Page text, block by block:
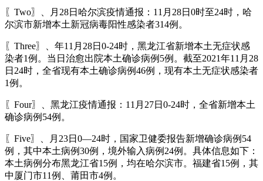
〖Two〗、月28日哈尔滨疫情通报：11月28日0时至24时，哈
尔滨市新增本土新冠病毒阳性感染者314例。
〖Three〗、年11月28日0-24时，黑龙江省新增本土无症状感
染者1例。当日治愈出院本土确诊病例5例。截至2021年11月28
日24时，全省现有本土确诊病例46例，现有本土无症状感染者
1例。
〖Four〗、黑龙江疫情通报：11月27日0-24时，全省新增本土
确诊病例54例。
〖Five〗、月23日0—24时，国家卫健委报告新增确诊病例54
例，其中本土病例30例，境外输入病例24例。具体信息如下：
本土病例分布黑龙江省15例，均在哈尔滨市。福建省15例，其
中厦门市11例、莆田市4例。